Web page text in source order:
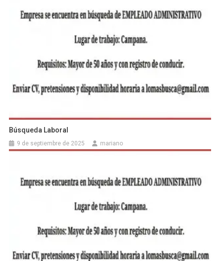
Búsqueda Laboral
9 de septiembre de 2025 mariano